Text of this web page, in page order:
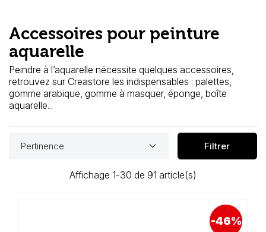
Loisirs Créatifs
Coffrets & cadeaux
Encadrement
Accessoires pour peinture
aquarelle
Peindre à l’aquarelle nécessite quelques accessoires,
retrouvez sur Creastore les indispensables : palettes,
gomme arabique, gomme à masquer, éponge, boîte
aquarelle...
Pertinence keyboard_arrow_down Filtrer
Affichage 1-30 de 91 article(s)
-46%